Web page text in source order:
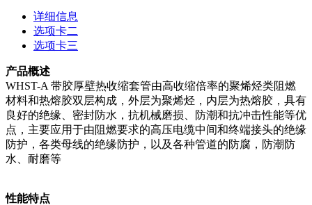
详细信息
选项卡二
选项卡三
产品概述
WHST-A 带胶厚壁热收缩套管由高收缩倍率的聚烯烃类阻燃
材料和热熔胶双层构成，外层为聚烯烃，内层为热熔胶，具有
良好的绝缘、密封防水，抗机械磨损、防潮和抗冲击性能等优
点，主要应用于由阻燃要求的高压电缆中间和终端接头的绝缘
防护，各类母线的绝缘防护，以及各种管道的防腐，防潮防
水、耐磨等
性能特点